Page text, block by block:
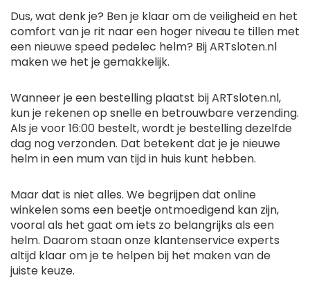
Dus, wat denk je? Ben je klaar om de veiligheid en het
comfort van je rit naar een hoger niveau te tillen met
een nieuwe speed pedelec helm? Bij ARTsloten.nl
maken we het je gemakkelijk.
Wanneer je een bestelling plaatst bij ARTsloten.nl,
kun je rekenen op snelle en betrouwbare verzending.
Als je voor 16:00 bestelt, wordt je bestelling dezelfde
dag nog verzonden. Dat betekent dat je je nieuwe
helm in een mum van tijd in huis kunt hebben.
Maar dat is niet alles. We begrijpen dat online
winkelen soms een beetje ontmoedigend kan zijn,
vooral als het gaat om iets zo belangrijks als een
helm. Daarom staan onze klantenservice experts
altijd klaar om je te helpen bij het maken van de
juiste keuze.